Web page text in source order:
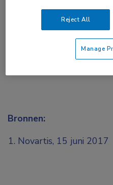
Login ofAccount
Bronnen:
Novartis, 15 juni 2017
Reject All
Manage